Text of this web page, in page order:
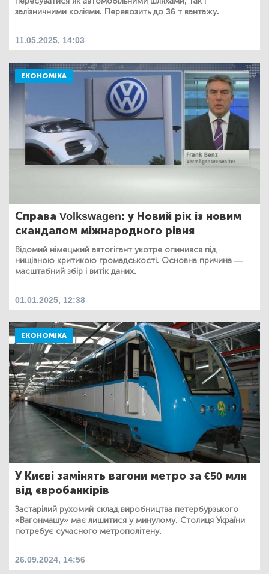
залізничними коліями. Перевозить до 36 т вантажу.
11.05.2025, 14:03
ЕКОНОМІКА
Справа Volkswagen: у Новий рік із новим
скандалом міжнародного рівня
Відомий німецький автогігант укотре опинився під
нищівною критикою громадськості. Основна причина —
масштабний збір і витік даних.
01.01.2025, 12:38
ЕКОНОМІКА
У Києві замінять вагони метро за €50 млн
від євробанкірів
Застарілий рухомий склад виробництва петербурзького
«Вагонмашу» має лишитися у минулому. Столиця України
потребує сучасного метрополітену.
26.09.2024, 14:56